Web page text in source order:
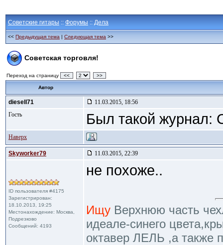
Советские гитары :: Форумы :: Дела
<< Предыдущая тема | Следующая тема >>
Советская торговля!
Переход на страницу << >>
Автор
diesell71
11.03.2015, 18:56
Гость
Был такой журнал:
Наверх
Skyworker79 11.03.2015, 22:39
ID пользователя #4175
Зарегистрирован:
18.10.2013, 19:25
Местонахождение: Москва,
Подрезково
Сообщений: 4193
не похоже..
Ищу Верхнюю часть
идеале-синего
октавер ЛЕЛЬ ,а также